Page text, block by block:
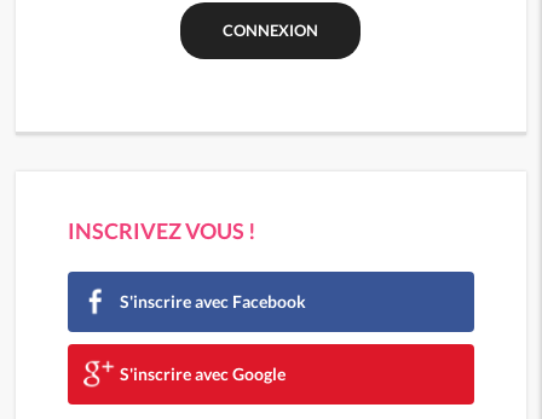
INSCRIVEZ VOUS !
S'inscrire avec Facebook
S'inscrire avec Google